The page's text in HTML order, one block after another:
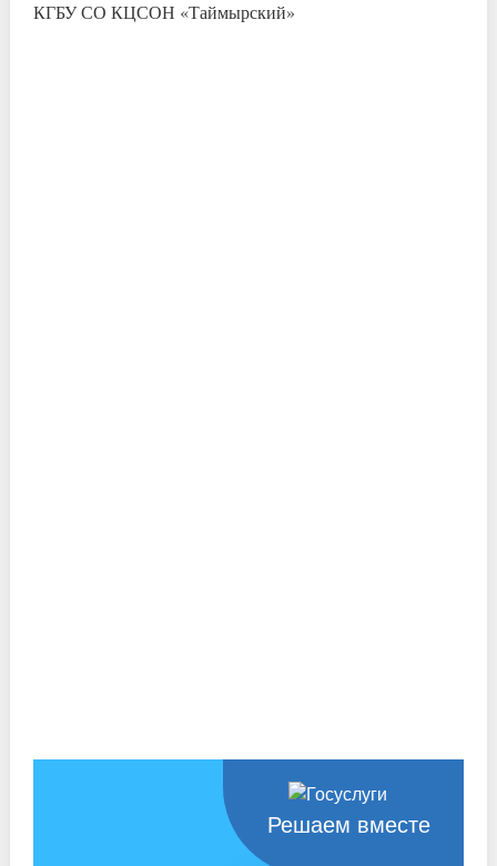
КГБУ СО КЦСОН «Таймырский»
Решаем вместе